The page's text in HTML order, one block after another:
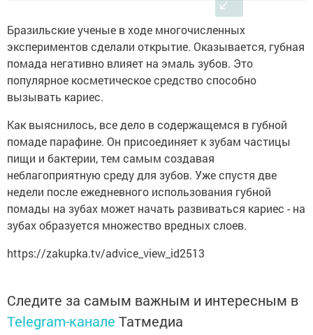
Бразильские ученые в ходе многочисленных
экспериментов сделали открытие. Оказывается, губная
помада негативно влияет на эмаль зубов. Это
популярное косметическое средство способно
вызывать кариес.
Как выяснилось, все дело в содержащемся в губной
помаде парафине. Он присоединяет к зубам частицы
пищи и бактерии, тем самым создавая
неблагоприятную среду для зубов. Уже спустя две
недели после ежедневного использования губной
помады на зубах может начать развиваться кариес - на
зубах образуется множество вредных слоев.
https://zakupka.tv/advice_view_id2513
Следите за самым важным и интересным в
Telegram-канале Татмедиа